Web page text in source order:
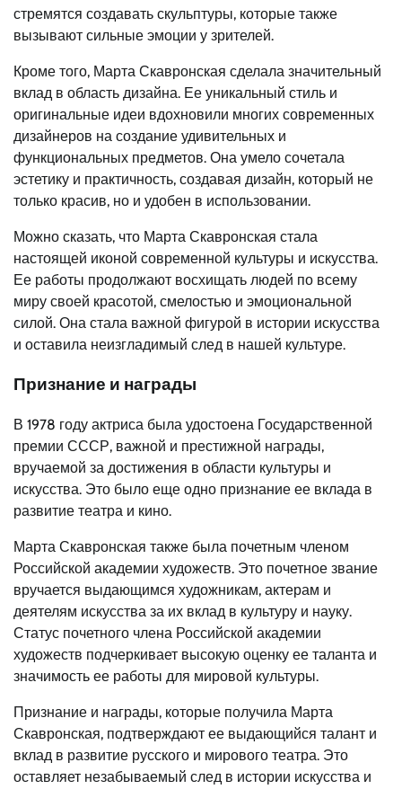
стремятся создавать скульптуры, которые также
вызывают сильные эмоции у зрителей.
Кроме того, Марта Скавронская сделала значительный
вклад в область дизайна. Ее уникальный стиль и
оригинальные идеи вдохновили многих современных
дизайнеров на создание удивительных и
функциональных предметов. Она умело сочетала
эстетику и практичность, создавая дизайн, который не
только красив, но и удобен в использовании.
Можно сказать, что Марта Скавронская стала
настоящей иконой современной культуры и искусства.
Ее работы продолжают восхищать людей по всему
миру своей красотой, смелостью и эмоциональной
силой. Она стала важной фигурой в истории искусства
и оставила неизгладимый след в нашей культуре.
Признание и награды
В 1978 году актриса была удостоена Государственной
премии СССР, важной и престижной награды,
вручаемой за достижения в области культуры и
искусства. Это было еще одно признание ее вклада в
развитие театра и кино.
Марта Скавронская также была почетным членом
Российской академии художеств. Это почетное звание
вручается выдающимся художникам, актерам и
деятелям искусства за их вклад в культуру и науку.
Статус почетного члена Российской академии
художеств подчеркивает высокую оценку ее таланта и
значимость ее работы для мировой культуры.
Признание и награды, которые получила Марта
Скавронская, подтверждают ее выдающийся талант и
вклад в развитие русского и мирового театра. Это
оставляет незабываемый след в истории искусства и